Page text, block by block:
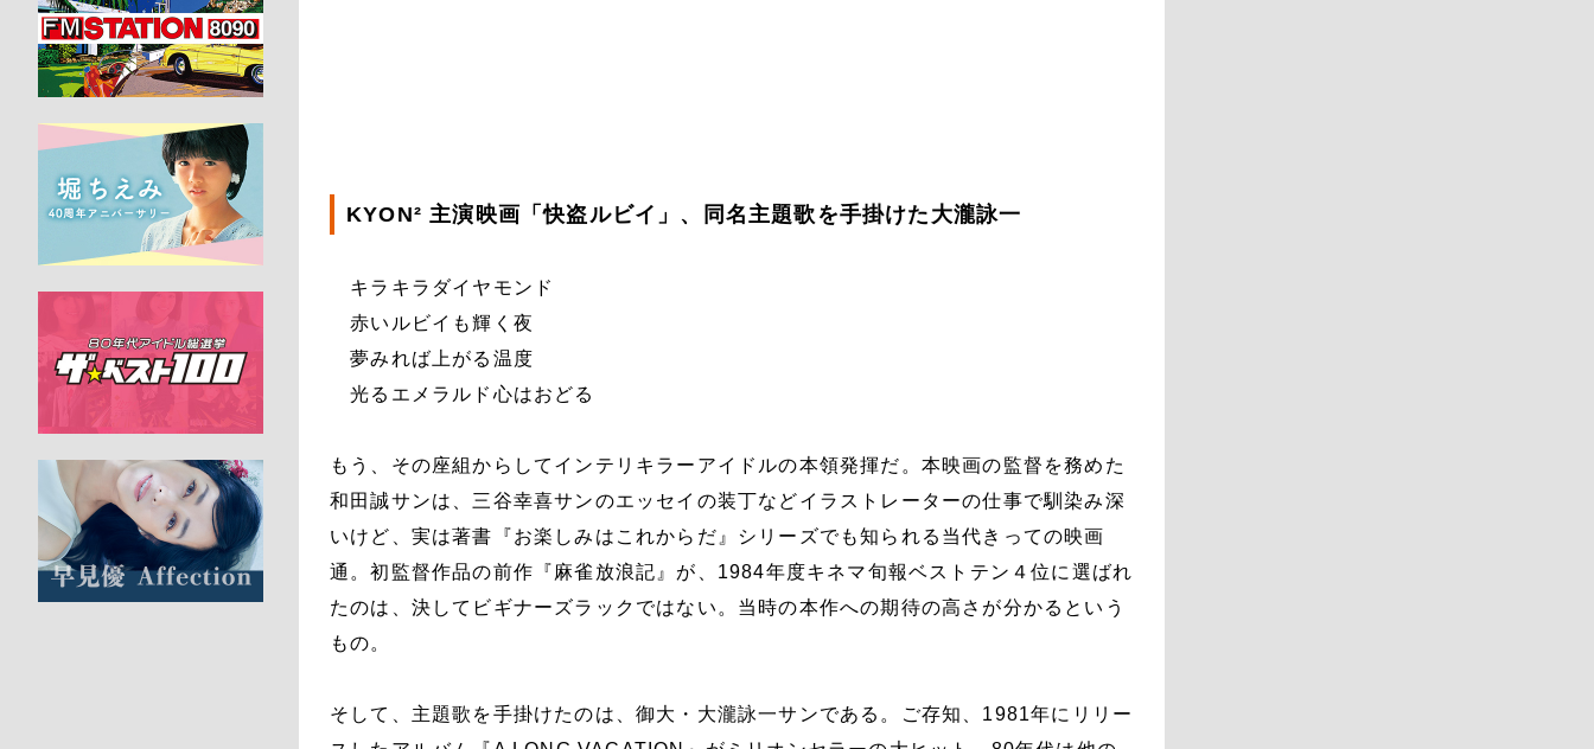
KYON² 主演映画「快盗ルビイ」、同名主題歌を手掛けた大瀧詠一
キラキラダイヤモンド
赤いルビイも輝く夜
夢みれば上がる温度
光るエメラルド心はおどる
もう、その座組からしてインテリキラーアイドルの本領発揮だ。本映画の監督を務めた
和田誠サンは、三谷幸喜サンのエッセイの装丁などイラストレーターの仕事で馴染み深
いけど、実は著書『お楽しみはこれからだ』シリーズでも知られる当代きっての映画
通。初監督作品の前作『麻雀放浪記』が、1984年度キネマ旬報ベストテン４位に選ばれ
たのは、決してビギナーズラックではない。当時の本作への期待の高さが分かるという
もの。
そして、主題歌を手掛けたのは、御大・大瀧詠一サンである。ご存知、1981年にリリー